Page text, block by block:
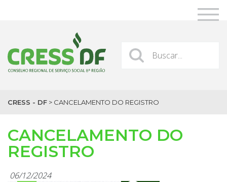
CRESS - DF > CANCELAMENTO DO REGISTRO
CANCELAMENTO DO
REGISTRO
06/12/2024